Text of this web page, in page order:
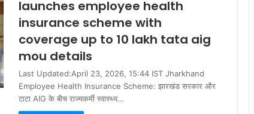
launches employee health
insurance scheme with
coverage up to 10 lakh tata aig
mou details
Last Updated:April 23, 2026, 15:44 IST Jharkhand
Employee Health Insurance Scheme: झारखंड सरकार और
टाटा AIG के बीच राज्यकर्मी स्वास्थ्य…